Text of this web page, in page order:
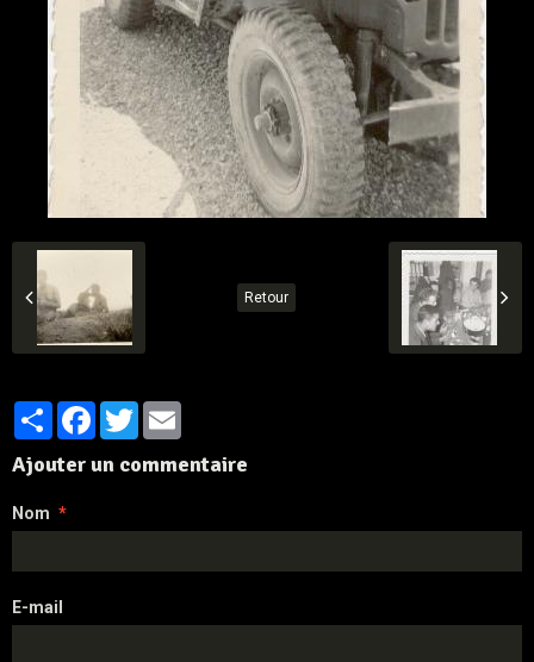
Retour
PartagerFacebook
Twitter
Ajouter un commentaire
Nom
E-mail